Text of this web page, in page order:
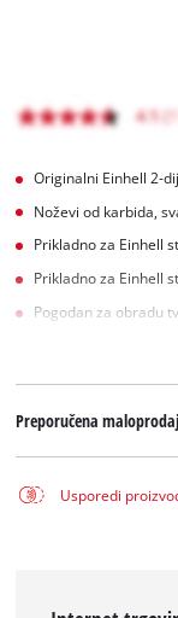
Originalni Einhell 2-
Noževi od karbida,
Prikladno za Einhell
Prikladno za Einhell
Pogodan za obradu
Preporučena
Usporedi